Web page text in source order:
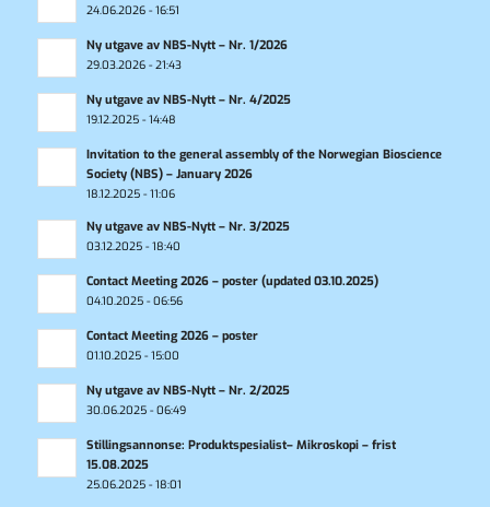
24.06.2026 - 16:51
Ny utgave av NBS-Nytt – Nr. 1/2026
29.03.2026 - 21:43
Ny utgave av NBS-Nytt – Nr. 4/2025
19.12.2025 - 14:48
Invitation to the general assembly of the Norwegian Bioscience
Society (NBS) – January 2026
18.12.2025 - 11:06
Ny utgave av NBS-Nytt – Nr. 3/2025
03.12.2025 - 18:40
Contact Meeting 2026 – poster (updated 03.10.2025)
04.10.2025 - 06:56
Contact Meeting 2026 – poster
01.10.2025 - 15:00
Ny utgave av NBS-Nytt – Nr. 2/2025
30.06.2025 - 06:49
Stillingsannonse: Produktspesialist– Mikroskopi – frist
15.08.2025
25.06.2025 - 18:01